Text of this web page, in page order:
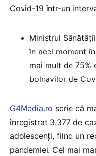
Covid-19 într-un
Ministrul
în acel moment
mai mult de 75%
bolnavilor de
G4Media.ro scrie că
înregistrat 3.377 de
adolescenți, fiind un
pandemiei. Cel mai